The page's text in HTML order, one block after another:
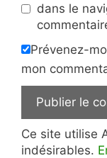
dans le
Prévenez-
mon
Ce site utilise
indésirables.